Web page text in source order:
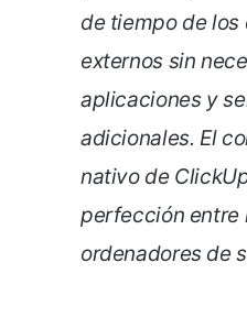
de tiempo de
externos sin
aplicaciones y
adicionales. El
nativo de
perfección entre
ordenadores de